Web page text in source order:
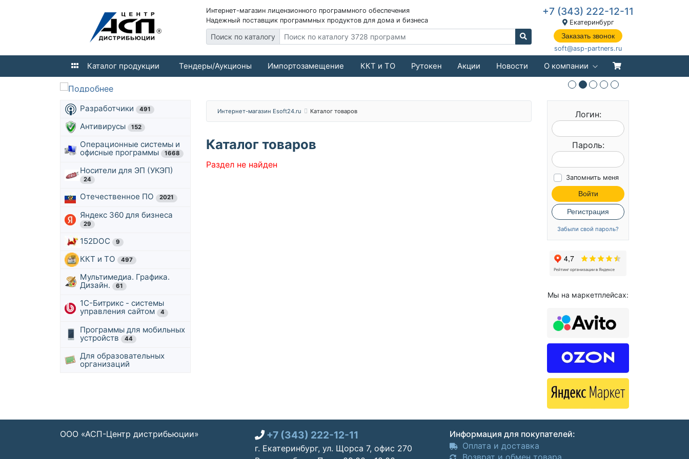
Интернет-магазин лицензионного программного обеспечения
Надежный поставщик программных продуктов для дома и бизнеса
Поиск по каталогу
+7 (343) 222-12-11
Екатеринбург
Заказать звонок
soft@asp-partners.ru
Каталог продукции Тендеры/Аукционы Импортозамещение ККТ и ТО Рутокен Акции Новости О компании
Разработчики 491
Антивирусы 152
Операционные системы и
офисные программы
1668
Носители для ЭП (УКЭП)
24
Отечественное ПО 2021
Яндекс 360 для бизнеса
29
152DOC 9
ККТ и ТО 497
Мультимедиа. Графика.
Дизайн.
61
1С-Битрикс - системы
управления сайтом
4
Программы для мобильных
устройств
44
Для образовательных
организаций
Интернет-магазин Esoft24.ru Каталог товаров
Каталог товаров
Раздел не найден
Логин:
Пароль:
Запомнить меня
Войти
Регистрация
Забыли свой пароль?
Мы на маркетплейсах:
ООО «АСП-Центр дистрибьюции» +7 (343) 222-12-11
г. Екатеринбург, ул. Щорса 7, офис 270
Информация для покупателей:
Оплата и доставка